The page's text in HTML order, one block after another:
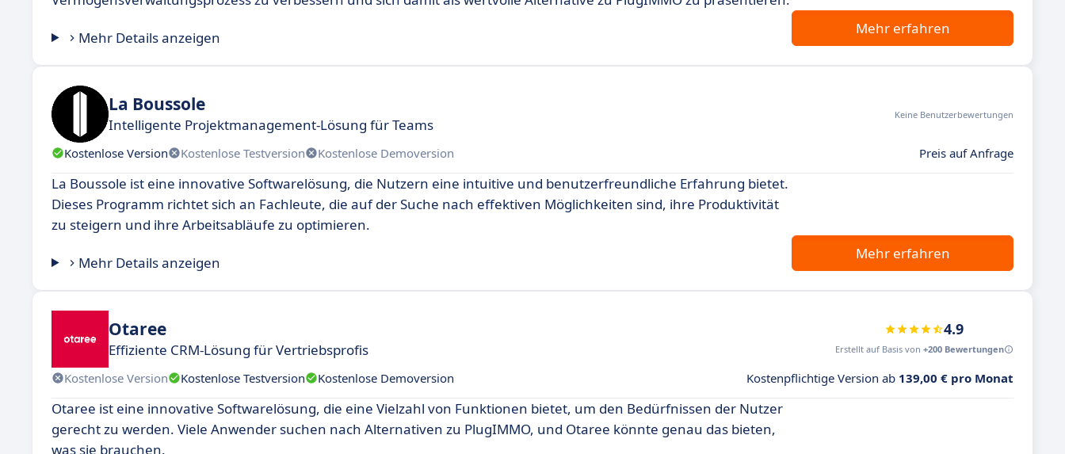
Mehr Details anzeigen
Mehr erfahren
La Boussole
Intelligente Projektmanagement-Lösung für Teams
Keine Benutzerbewertungen
Kostenlose Version Kostenlose Testversion Kostenlose Demoversion Preis auf Anfrage
La Boussole ist eine innovative Softwarelösung, die Nutzern eine intuitive und benutzerfreundliche Erfahrung bietet.
Dieses Programm richtet sich an Fachleute, die auf der Suche nach effektiven Möglichkeiten sind, ihre Produktivität
zu steigern und ihre Arbeitsabläufe zu optimieren.
Mehr Details anzeigen
Mehr erfahren
Otaree
Effiziente CRM-Lösung für Vertriebsprofis
4.9
Erstellt auf Basis von +200 Bewertungen
Kostenlose Version Kostenlose Testversion Kostenlose Demoversion Kostenpflichtige Version ab 139,00 € pro Monat
Otaree ist eine innovative Softwarelösung, die eine Vielzahl von Funktionen bietet, um den Bedürfnissen der Nutzer
gerecht zu werden. Viele Anwender suchen nach Alternativen zu PlugIMMO, und Otaree könnte genau das bieten,
was sie brauchen.